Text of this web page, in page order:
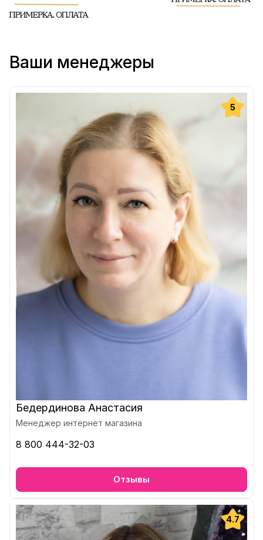
Ваши менеджеры
5
Бедердинова Анастасия
Менеджер интернет магазина
8 800 444-32-03
Отзывы
4.7